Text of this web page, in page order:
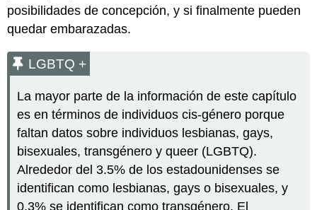
posibilidades de concepción, y si finalmente pueden
quedar embarazadas.
LGBTQ +
La mayor parte de la información de este capítulo
es en términos de individuos cis-género porque
faltan datos sobre individuos lesbianas, gays,
bisexuales, transgénero y queer (LGBTQ).
Alrededor del 3.5% de los estadounidenses se
identifican como lesbianas, gays o bisexuales, y
0.3% se identifican como transgénero. El